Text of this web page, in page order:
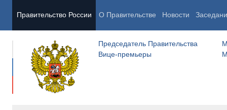
Правительство России О Правительстве Новости
Председатель Правительства
Вице-премьеры